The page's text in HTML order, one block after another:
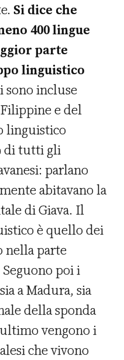
Si dice che
400 lingue
parte
linguistico
sono incluse
e del
linguistico
di tutti gli
parlano
abitavano la
di Giava. Il
è quello dei
nella parte
poi i
a Madura, sia
della sponda
vengono i
che vivono